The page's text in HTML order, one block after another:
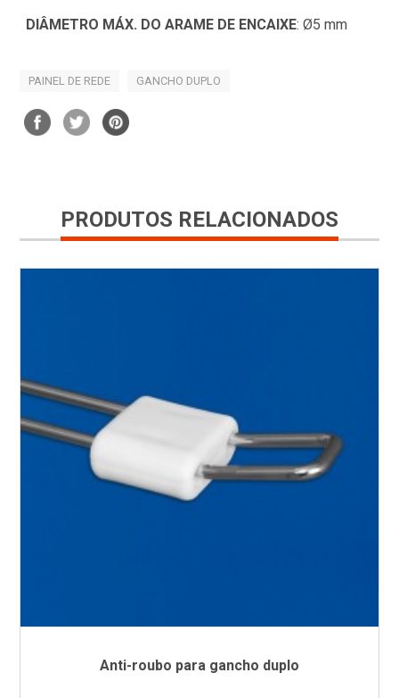
DIÂMETRO MÁX. DO ARAME DE ENCAIXE: Ø5 mm
PAINEL DE REDE GANCHO DUPLO
PRODUTOS RELACIONADOS
Anti-roubo para gancho duplo